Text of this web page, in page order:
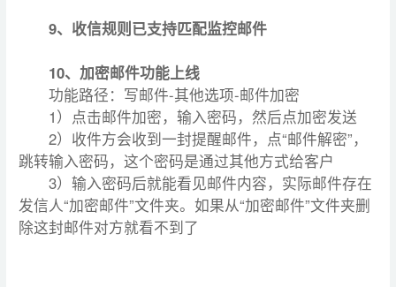
9、收信规则已支持匹配监控邮件
10、加密邮件功能上线
功能路径：写邮件-其他选项-邮件加密
1）点击邮件加密，输入密码，然后点加密发送
2）收件方会收到一封提醒邮件，点“邮件解密”，
跳转输入密码，这个密码是通过其他方式给客户
3）输入密码后就能看见邮件内容，实际邮件存在
发信人“加密邮件”文件夹。如果从“加密邮件”文件夹删
除这封邮件对方就看不到了